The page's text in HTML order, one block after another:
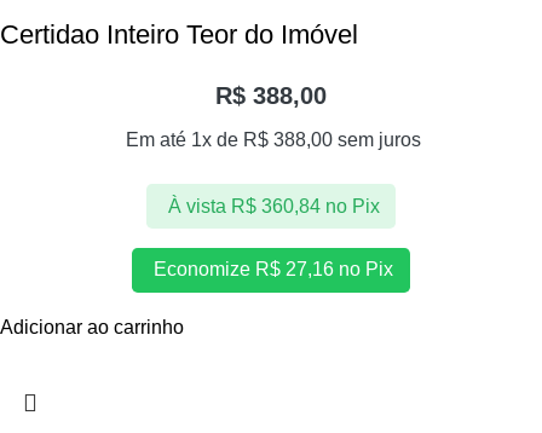
Certidao Inteiro Teor do Imóvel
R$ 388,00
Em até 1x de R$ 388,00 sem juros
À vista R$360,84 no Pix
Economize R$ 27,16 no Pix
Adicionar ao carrinho